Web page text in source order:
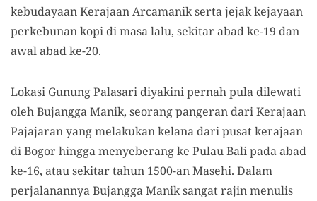
kebudayaan Kerajaan Arcamanik serta jejak kejayaan
perkebunan kopi di masa lalu, sekitar abad ke-19 dan
awal abad ke-20.
Lokasi Gunung Palasari diyakini pernah pula dilewati
oleh Bujangga Manik, seorang pangeran dari Kerajaan
Pajajaran yang melakukan kelana dari pusat kerajaan
di Bogor hingga menyeberang ke Pulau Bali pada abad
ke-16, atau sekitar tahun 1500-an Masehi. Dalam
perjalanannya Bujangga Manik sangat rajin menulis